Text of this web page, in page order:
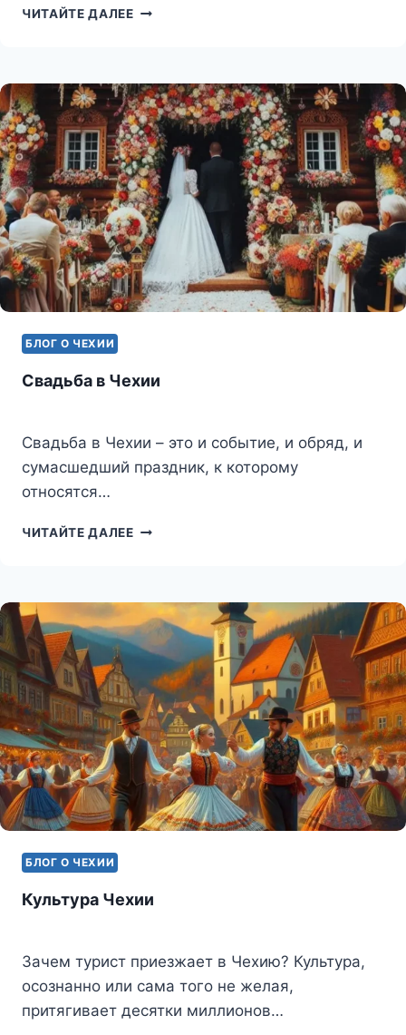
ЧИТАЙТЕ ДАЛЕЕДЕНЬ
ЧЕХИИ
БЛОГ О ЧЕХИИ
Свадьба в Чехии
Свадьба в Чехии – это и событие, и обряд, и
сумасшедший праздник, к которому
относятся…
ЧИТАЙТЕ ДАЛЕЕСВАДЬБА
БЛОГ О ЧЕХИИ
Культура Чехии
Зачем турист приезжает в Чехию? Культура,
осознанно или сама того не желая,
притягивает десятки миллионов…